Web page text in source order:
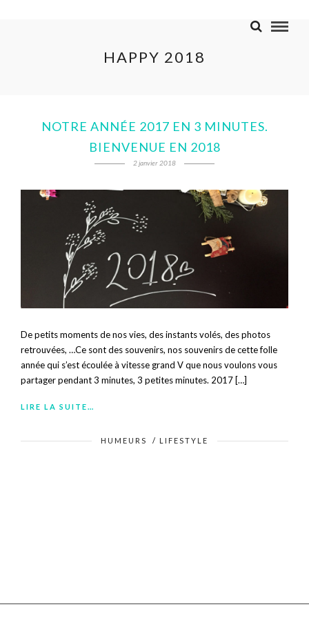
HAPPY 2018
NOTRE ANNÉE 2017 EN 3 MINUTES.
BIENVENUE EN 2018
2 janvier 2018
De petits moments de nos vies, des instants volés, des photos
retrouvées, …Ce sont des souvenirs, nos souvenirs de cette folle
année qui s’est écoulée à vitesse grand V que nous voulons vous
partager pendant 3 minutes, 3 petites minutes. 2017 […]
LIRE LA SUITE…
HUMEURS / LIFESTYLE